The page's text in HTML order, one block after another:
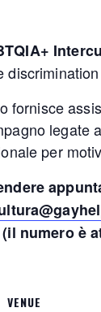
fornisce
legate
per
(il numero è
VENUE